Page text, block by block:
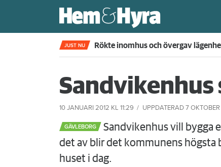
JUST NU Pensionären begick övergrepp mot
Sandvikenhus
10 JANUARI 2012 KL 11:29 UPPDATERAD 7
GÄVLEBORG
Sandvikenhus vill bygga
det av blir det kommunens högsta
huset i dag.